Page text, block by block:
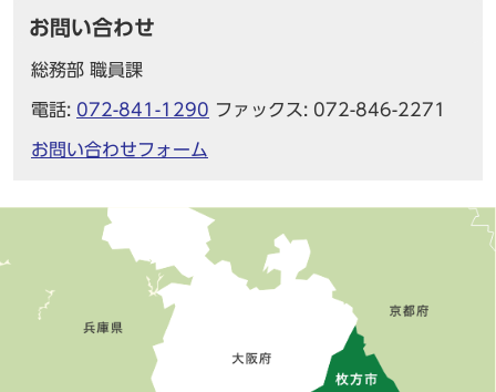
お問い合わせ
総務部 職員課
電話: 072-841-1290 ファックス: 072-846-2271
お問い合わせフォーム